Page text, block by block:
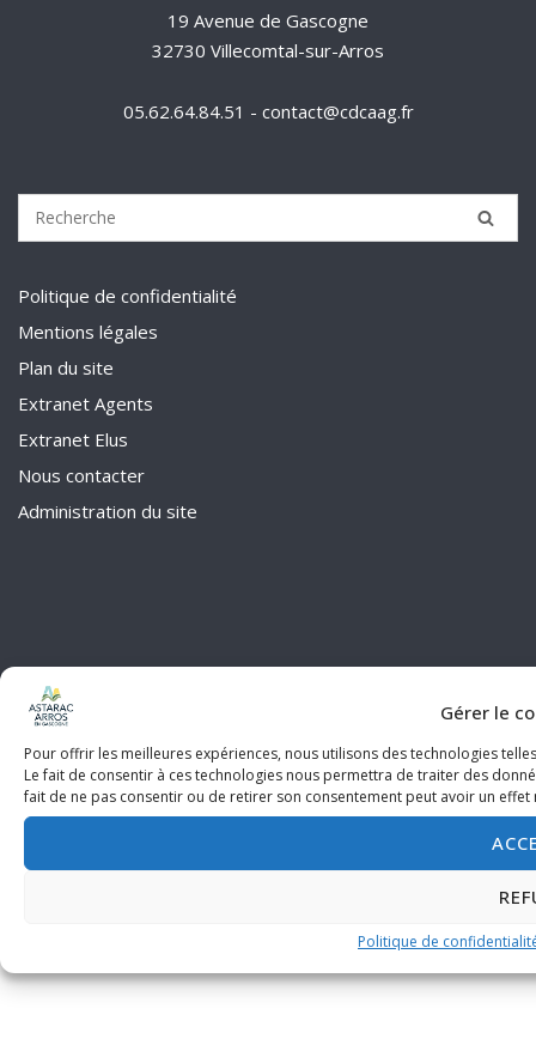
Gérer le
Pour offrir les meilleures expériences, nous utilisons des technologies
Le fait de consentir à ces technologies nous permettra de traiter des
fait de ne pas consentir ou de retirer son consentement peut avoir un
Politique de
19 Avenue de Gascogne
32730 Villecomtal-sur-Arros
05.62.64.84.51 - contact@cdcaag.fr
Politique de confidentialité
Mentions légales
Plan du site
Extranet Agents
Extranet Elus
Nous contacter
Administration du site
2026 © Communauté des Communes Astarac Arros en Gascogne
Politique de confidentialité
Thème par SiteOrigin